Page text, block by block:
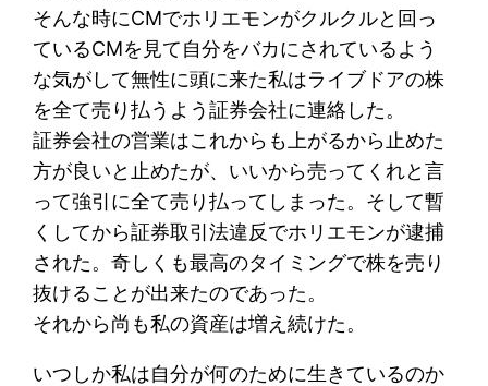
そんな時にCMでホリエモンがクルクルと回っ
ているCMを見て自分をバカにされているよう
な気がして無性に頭に来た私はライブドアの株
を全て売り払うよう証券会社に連絡した。
証券会社の営業はこれからも上がるから止めた
方が良いと止めたが、いいから売ってくれと言
って強引に全て売り払ってしまった。そして暫
くしてから証券取引法違反でホリエモンが逮捕
された。奇しくも最高のタイミングで株を売り
抜けることが出来たのであった。
それから尚も私の資産は増え続けた。
いつしか私は自分が何のために生きているのか